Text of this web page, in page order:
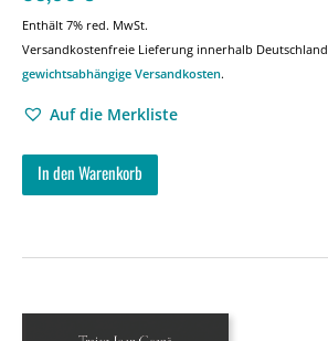
Enthält 7% red. MwSt.
Versandkostenfreie Lieferung innerhalb
gewichtsabhängige Versandkosten.
Auf die Merkliste
In den Warenkorb